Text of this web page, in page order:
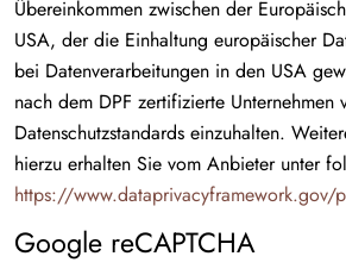
Übereinkommen zwischen der
USA, der die Einhaltung europäischer
bei Datenverarbeitungen in den USA
nach dem DPF zertifizierte
Datenschutzstandards einzuhalten.
hierzu erhalten Sie vom Anbieter unter
https://
Google reCAPTCHA